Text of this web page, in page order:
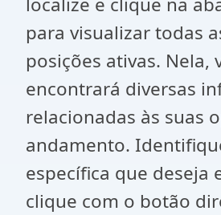
para visualizar todas
posições ativas. Nela,
encontrará diversas
relacionadas às suas
andamento.
específica que deseja
clique com o botão